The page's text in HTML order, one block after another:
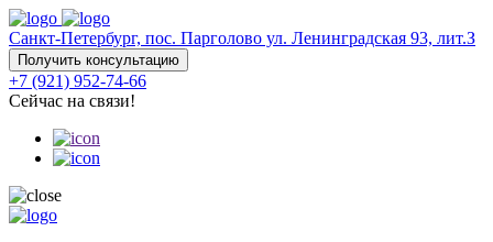
Санкт-Петербург, пос. Парголово ул. Ленинградская 93, лит.З
Получить консультацию
+7 (921) 952-74-66
Сейчас на связи!